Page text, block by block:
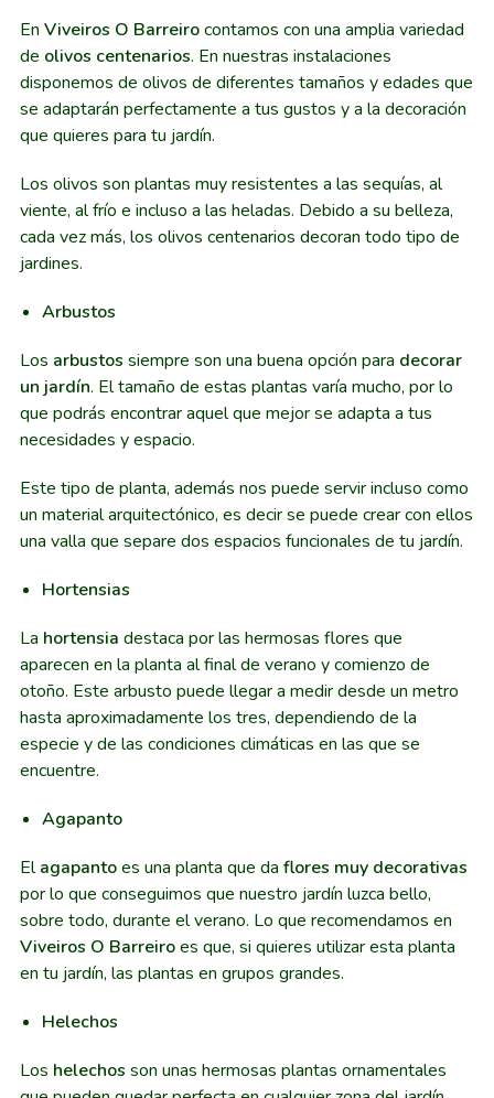
En Viveiros O Barreirocontamos con una amplia variedad
de olivos centenarios. En nuestras instalaciones
disponemos de olivos de diferentes tamaños y edades que
se adaptarán perfectamente a tus gustos y a la decoración
que quieres para tu jardín.
Los olivos son plantas muy resistentes a las sequías, al
viente, al frío e incluso a las heladas. Debido a su belleza,
cada vez más, los olivos centenarios decoran todo tipo de
jardines.
Arbustos
Los arbustos siempre son una buena opción para decorar
un jardín. El tamaño de estas plantas varía mucho, por lo
que podrás encontrar aquel que mejor se adapta a tus
necesidades y espacio.
Este tipo de planta, además nos puede servir incluso como
un material arquitectónico, es decir se puede crear con ellos
una valla que separe dos espacios funcionales de tu jardín.
Hortensias
La hortensia destaca por las hermosas flores que
aparecen en la planta al final de verano y comienzo de
otoño. Este arbusto puede llegar a medir desde un metro
hasta aproximadamente los tres, dependiendo de la
especie y de las condiciones climáticas en las que se
encuentre.
Agapanto
Elagapantoes una planta que da flores muy decorativas
por lo que conseguimos que nuestro jardín luzca bello,
sobre todo, durante el verano. Lo que recomendamos en
Viveiros O Barreiroes que, si quieres utilizar esta planta
en tu jardín, las plantas en grupos grandes.
Helechos
Los helechos son unas hermosas plantas ornamentales